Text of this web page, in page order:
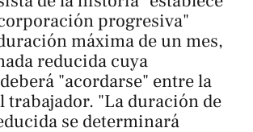
progresiva"
máxima de un mes,
reducida cuya
"acordarse" entre la
trabajador. "La duración de
se determinará